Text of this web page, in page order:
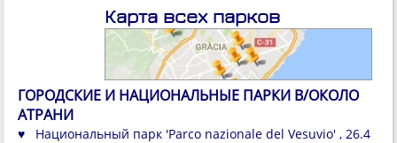
Карта всех парков
ГОРОДСКИЕ И НАЦИОНАЛЬНЫЕ ПАРКИ В/ОКОЛО
АТРАНИ
♥ Национальный парк 'Parco nazionale del Vesuvio' , 26.4